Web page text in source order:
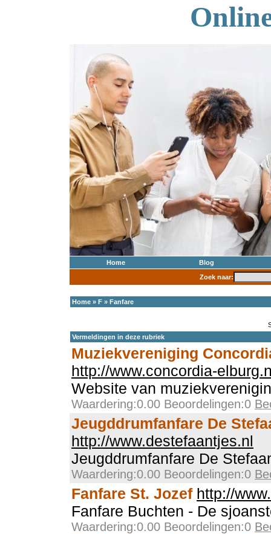
Home
Blog
Zoek naar:
Home » F » Fanfare
Vermeldingen in deze rubriek
Muziekvereniging
http://www.concordia-
Website van
Waardering:0.00 Beoordelingen:0
Jeugddrumfanfare De
http://www.destefaantjes.nl
Jeugddrumfanfare De
Waardering:0.00 Beoordelingen:0
Fanfare St. Jozef http://
Fanfare Buchten - De
Waardering:0.00 Beoordelingen:0